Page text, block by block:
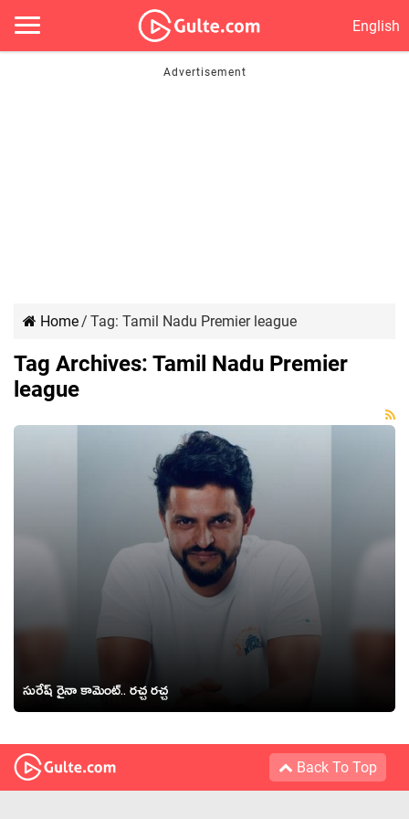
English
Home/ Tag: Tamil Nadu Premier league
Tag Archives: Tamil Nadu Premier
league
సురేష్ రైనా కామెంట్.. రచ్చ రచ్చ
Back To Top